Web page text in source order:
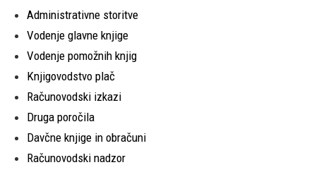
Administrativne storitve
Vodenje glavne knjige
Vodenje pomožnih knjig
Knjigovodstvo plač
Računovodski izkazi
Druga poročila
Davčne knjige in obračuni
Računovodski nadzor